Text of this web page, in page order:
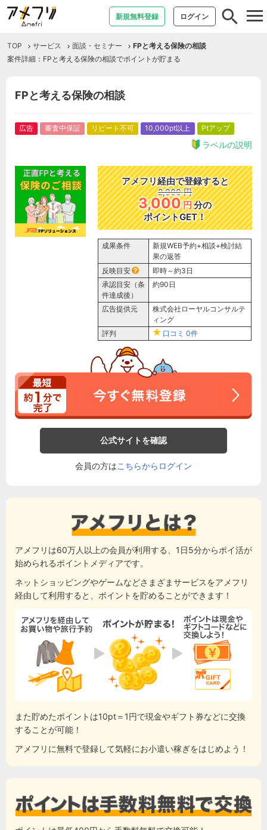
新規無料登録 ログイン
TOP サービス 面談・セミナー
FPと考える保険の相談
案件詳細：FPと考える保険の相談でポイントが貯まる
FPと考える保険の相談
広告 審査中保証 リピート不可 10,000pt以上 Ptアップ
ラベルの説明
アメフリ経由で登録すると
2,000 円
3,000円分の
ポイントGET！
成果条件
新規WEB予約+相談+検討結
果の返答
反映目安
即時～約3日
承認目安（条
件達成後）
約90日
広告提供元
株式会社ローヤルコンサルテ
ィング
評判
口コミ 0件
公式サイトを確認
会員の方はこちらからログイン
アメフリは60万人以上の会員が利用する、1日5分からポイ活が
始められるポイントメディアです。
ネットショッピングやゲームなどさまざまサービスをアメフリ
経由して利用すると、ポイントを貯めることができます！
また貯めたポイントは10pt＝1円で現金やギフト券などに交換
することが可能！
アメフリに無料で登録して気軽にお小遣い稼ぎをはじめよう！